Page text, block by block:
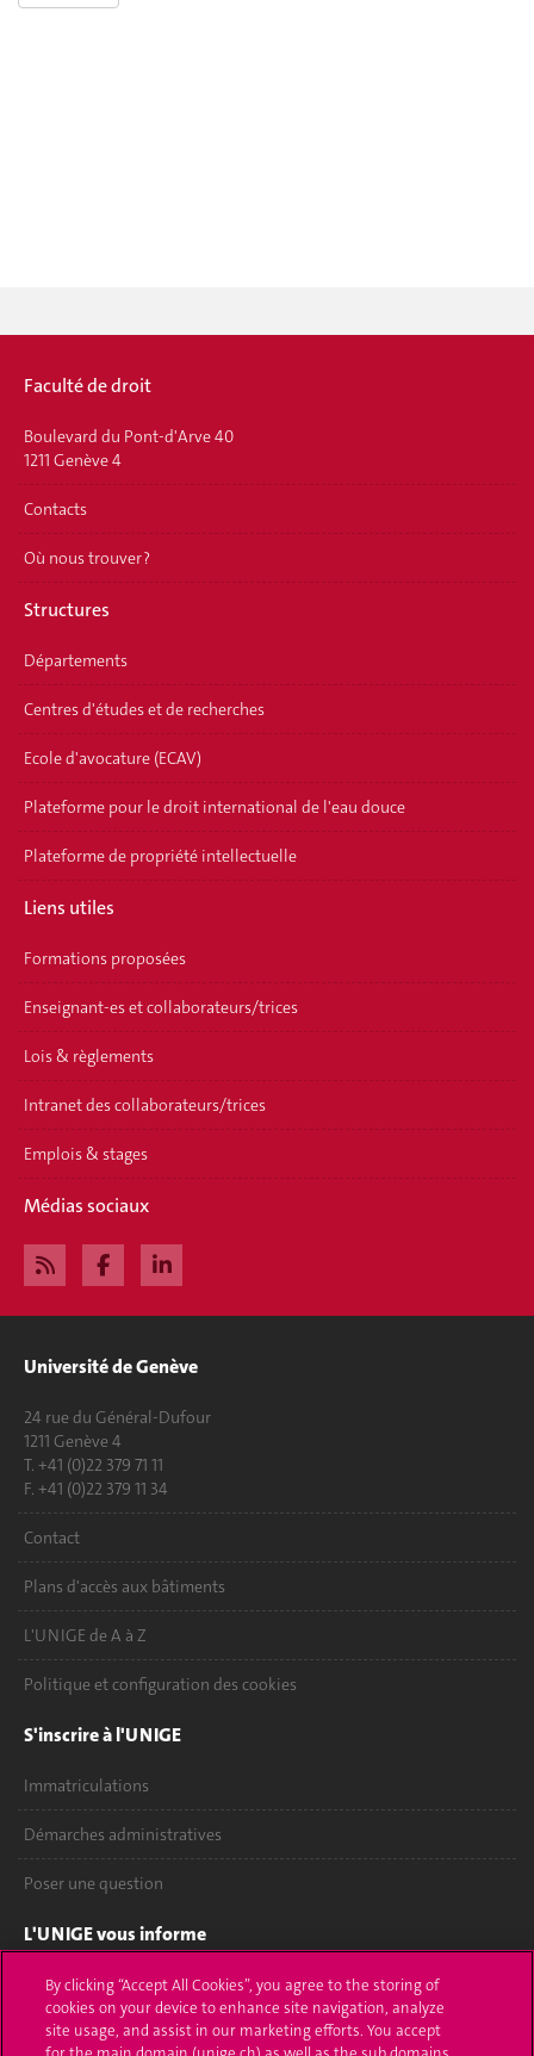
Faculté de droit
Boulevard du Pont-d'Arve 40
1211 Genève 4
Contacts
Où nous trouver ?
Structures
Départements
Centres d'études et de recherches
Ecole d'avocature (ECAV)
Plateforme pour le droit international de l'eau douce
Plateforme de propriété intellectuelle
Liens utiles
Formations proposées
Enseignant-es et collaborateurs/trices
Lois & règlements
Intranet des collaborateurs/trices
Emplois & stages
Médias sociaux
Université de Genève
24 rue du Général-Dufour
1211 Genève 4
T. +41 (0)22 379 71 11
F. +41 (0)22 379 11 34
Contact
Plans d'accès aux bâtiments
L'UNIGE de A à Z
Politique et configuration des cookies
S'inscrire à l'UNIGE
Immatriculations
Démarches administratives
Poser une question
L'UNIGE vous informe
UNIGE Mobile
Médias
By clicking “Accept All Cookies”, you agree to the storing of
cookies on your device to enhance site navigation, analyze
site usage, and assist in our marketing efforts. You accept